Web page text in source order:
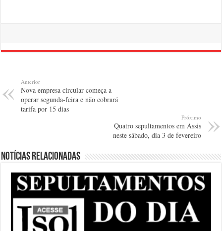
Anterior
Nova empresa circular começa a
operar segunda-feira e não cobrará
tarifa por 15 dias
Próximo
Quatro sepultamentos em Assis
neste sábado, dia 3 de fevereiro
Notícias relacionadas